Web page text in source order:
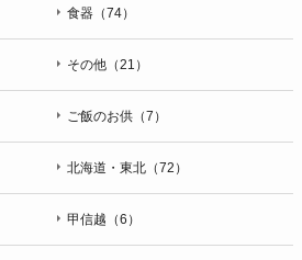
食器（74）
その他（21）
ご飯のお供（7）
北海道・東北（72）
甲信越（6）